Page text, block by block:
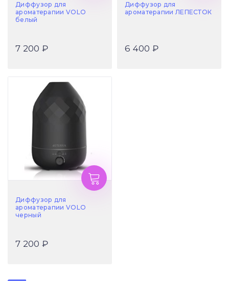
Диффузор для
ароматерапии VOLO
белый
7 200 ₽
Диффузор для
ароматерапии ЛЕПЕСТОК
6 400 ₽
Диффузор для
ароматерапии VOLO
черный
7 200 ₽